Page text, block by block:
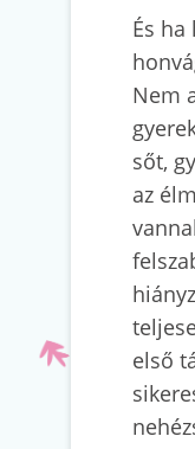
És ha
Nem
sőt,
az
első